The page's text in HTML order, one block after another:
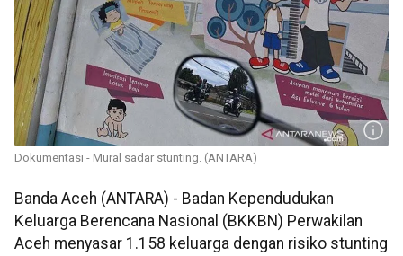
Dokumentasi - Mural sadar stunting. (ANTARA)
Banda Aceh (ANTARA) - Badan Kependudukan
Keluarga Berencana Nasional (BKKBN) Perwakilan
Aceh menyasar 1.158 keluarga dengan risiko stunting